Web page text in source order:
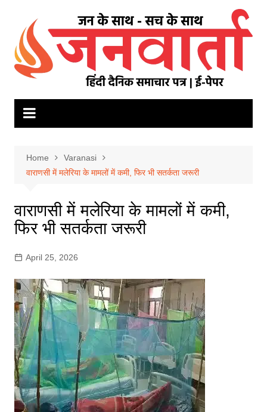
content
Home
Varanasi
वाराणसी में मलेरिया के मामलों में कमी, फिर भी सतर्कता जरूरी
वाराणसी में मलेरिया के मामलों में कमी,
फिर भी सतर्कता जरूरी
April 25, 2026